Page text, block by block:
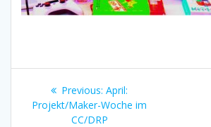
Beitragsnavigation
Previous: Previous
post:
April:
Projekt/Maker-Woche im
CC/DRP